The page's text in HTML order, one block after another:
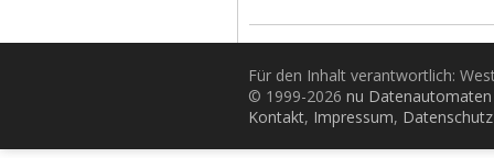
Für den Inhalt verantwortlich:
© 1999-2026 nu
Kontakt, Impressum, Datenschutz